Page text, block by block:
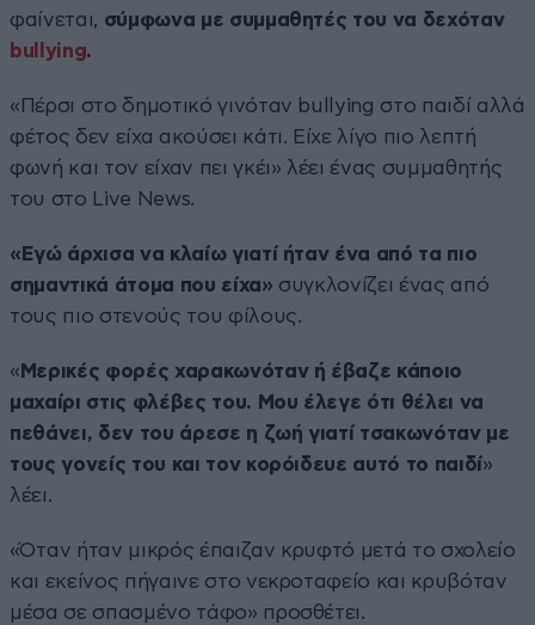
φαίνεται, σύμφωνα με συμμαθητές του να δεχόταν
bullying.
«Πέρσι στο δημοτικό γινόταν bullying στο παιδί αλλά
φέτος δεν είχα ακούσει κάτι. Είχε λίγο πιο λεπτή
φωνή και τον είχαν πει γκέι» λέει ένας συμμαθητής
του στο Live News.
«Εγώ άρχισα να κλαίω γιατί ήταν ένα από τα πιο
σημαντικά άτομα που είχα» συγκλονίζει ένας από
τους πιο στενούς του φίλους.
« Μερικές φορές χαρακωνόταν ή έβαζε κάποιο
μαχαίρι στις φλέβες του. Μου έλεγε ότι θέλει να
πεθάνει, δεν του άρεσε η ζωή γιατί τσακωνόταν με
τους γονείς του και τον κορόιδευε αυτό το παιδί»
λέει.
«Όταν ήταν μικρός έπαιζαν κρυφτό μετά το σχολείο
και εκείνος πήγαινε στο νεκροταφείο και κρυβόταν
μέσα σε σπασμένο τάφο» προσθέτει.